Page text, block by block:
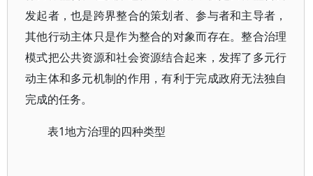
发起者，也是跨界整合的策划者、参与者和主导者，
其他行动主体只是作为整合的对象而存在。整合治理
模式把公共资源和社会资源结合起来，发挥了多元行
动主体和多元机制的作用，有利于完成政府无法独自
完成的任务。
表1地方治理的四种类型